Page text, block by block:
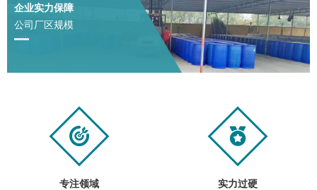
企业实力保障
公司厂区规模
专注领域 实力过硬